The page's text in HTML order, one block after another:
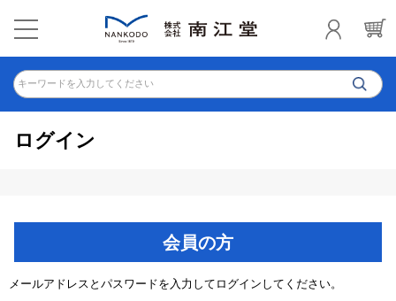
キーワードを入力してください
ログイン
会員の方
メールアドレスとパスワードを入力してログインしてください。